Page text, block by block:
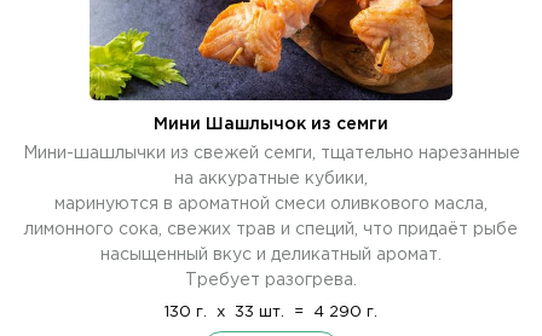
Мини Шашлычок из семги
Мини-шашлычки из свежей семги, тщательно нарезанные
на аккуратные кубики,
маринуются в ароматной смеси оливкового масла,
лимонного сока, свежих трав и специй, что придаёт рыбе
насыщенный вкус и деликатный аромат.
Требует разогрева.
130 г. x 33 шт. = 4 290 г.